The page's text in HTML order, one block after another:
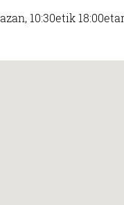
10:30etik